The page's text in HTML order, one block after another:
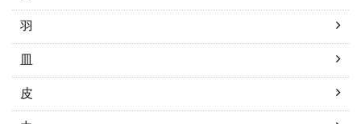
羽
皿
皮